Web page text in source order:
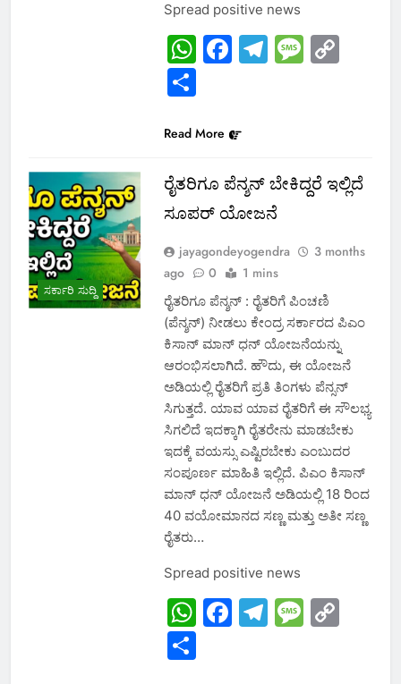
Spread positive news
WhatsApp
Facebook
Telegram
Share
Read More
ಸರ್ಕಾರಿ ಸುದ್ದಿ
ರೈತರಿಗೂ ಪೆನ್ಶನ್ ಬೇಕಿದ್ದರೆ ಇಲ್ಲಿದೆ
ಸೂಪರ್ ಯೋಜನೆ
jayagondeyogendra
3 months
ago
0 1 mins
ರೈತರಿಗೂ ಪೆನ್ಶನ್ : ರೈತರಿಗೆ ಪಿಂಚಣಿ
(ಪೆನ್ಶನ್) ನೀಡಲು ಕೇಂದ್ರ ಸರ್ಕಾರದ ಪಿಎಂ
ಕಿಸಾನ್ ಮಾನ್ ಧನ್ ಯೋಜನೆಯನ್ನು
ಆರಂಭಿಸಲಾಗಿದೆ. ಹೌದು, ಈ ಯೋಜನೆ
ಅಡಿಯಲ್ಲಿ ರೈತರಿಗೆ ಪ್ರತಿ ತಿಂಗಳು ಪೆನ್ಸನ್
ಸಿಗುತ್ತದೆ. ಯಾವ ಯಾವ ರೈತರಿಗೆ ಈ ಸೌಲಭ್ಯ
ಸಿಗಲಿದೆ ಇದಕ್ಕಾಗಿ ರೈತರೇನು ಮಾಡಬೇಕು
ಇದಕ್ಕೆ ವಯಸ್ಸು ಎಷ್ಟಿರಬೇಕು ಎಂಬುದರ
ಸಂಪೂರ್ಣ ಮಾಹಿತಿ ಇಲ್ಲಿದೆ. ಪಿಎಂ ಕಿಸಾನ್
ಮಾನ್ ಧನ್ ಯೋಜನೆ ಅಡಿಯಲ್ಲಿ 18 ರಿಂದ
40 ವಯೋಮಾನದ ಸಣ್ಣ ಮತ್ತು ಅತೀ ಸಣ್ಣ
ರೈತರು…
Spread positive news
WhatsApp
Facebook
Telegram
Share